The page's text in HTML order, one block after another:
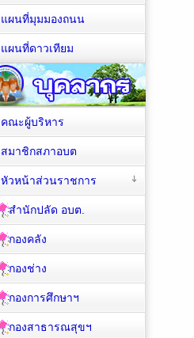
แผนที่มุมมองถนน
แผนที่ดาวเทียม
คณะผู้บริหาร
สมาชิกสภาอบต
หัวหน้าส่วนราชการ
สำนักปลัด อบต.
กองคลัง
กองช่าง
กองการศึกษาฯ
กองสาธารณสุขฯ